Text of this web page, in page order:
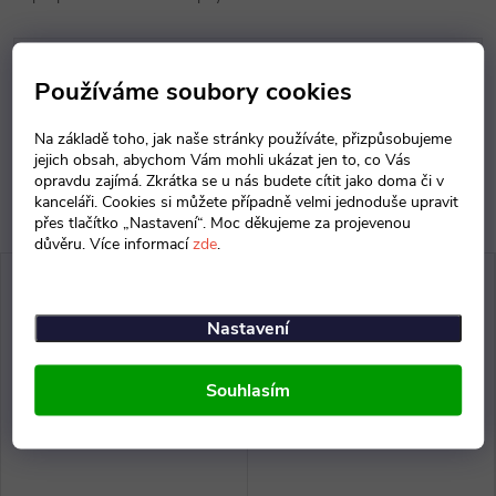
Používáme soubory cookies
Na základě toho, jak naše stránky používáte, přizpůsobujeme
jejich obsah, abychom Vám mohli ukázat jen to, co Vás
opravdu zajímá. Zkrátka se u nás budete cítit jako doma či v
kanceláři. Cookies si můžete případně velmi jednoduše upravit
přes tlačítko „Nastavení“. Moc děkujeme za projevenou
důvěru. Více informacízde.
Nastavení
Souhlasím